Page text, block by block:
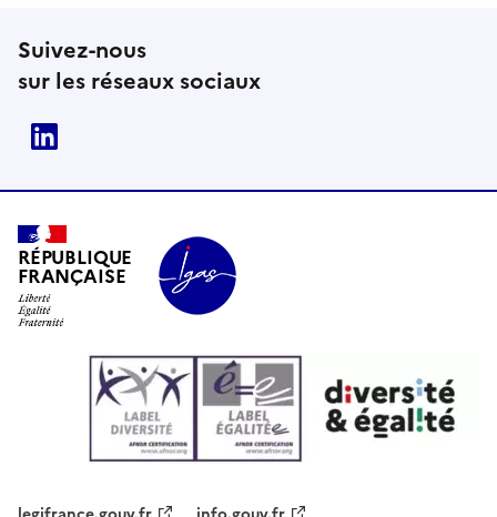
Suivez-nous
sur les réseaux sociaux
RÉPUBLIQUE
FRANÇAISE